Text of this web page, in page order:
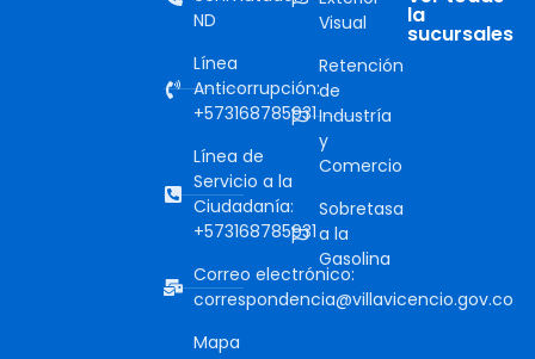
ND
Línea
Anticorrupción:
+573168785931
Línea de
Servicio a la
Ciudadanía:
+573168785931
Correo electrónico:
correspondencia@villavicencio.gov.co
Mapa
Visual
Retención
de
Industría
y
Comercio
Sobretasa
a la
Gasolina
la
sucursales